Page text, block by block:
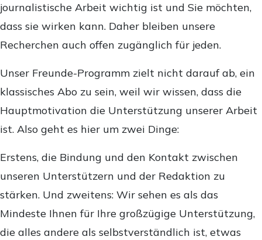
journalistische Arbeit wichtig ist und Sie möchten,
dass sie wirken kann. Daher bleiben unsere
Recherchen auch offen zugänglich für jeden.
Unser Freunde-Programm zielt nicht darauf ab, ein
klassisches Abo zu sein, weil wir wissen, dass die
Hauptmotivation die Unterstützung unserer Arbeit
ist. Also geht es hier um zwei Dinge:
Erstens, die Bindung und den Kontakt zwischen
unseren Unterstützern und der Redaktion zu
stärken. Und zweitens: Wir sehen es als das
Mindeste Ihnen für Ihre großzügige Unterstützung,
die alles andere als selbstverständlich ist, etwas